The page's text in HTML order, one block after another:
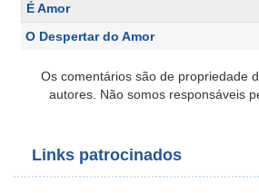
É Amor
O Despertar do Amor
Os comentários são de propriedade
autores. Não somos responsáveis
Links patrocinados